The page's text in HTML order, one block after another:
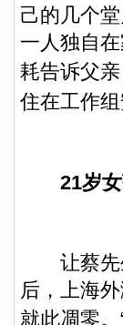
己的几个
一人独自
耗告诉父
住在工作
21岁女
让蔡先生
后，上海
就此凋零。